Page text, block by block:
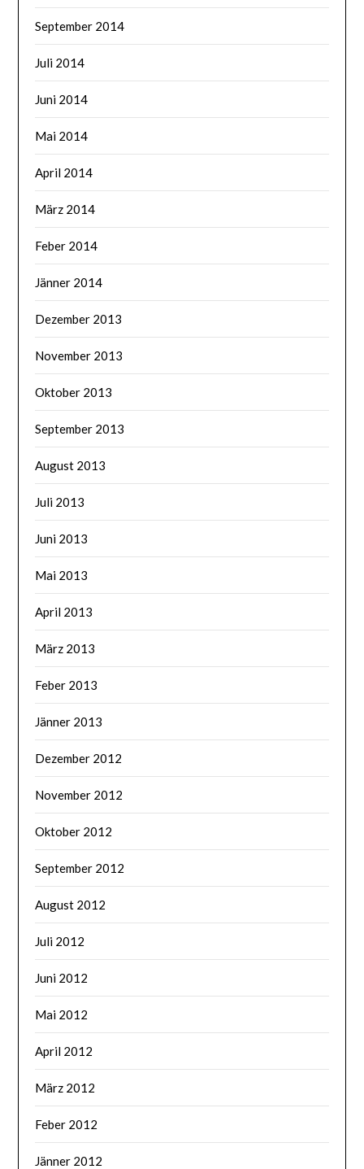
September 2014
Juli 2014
Juni 2014
Mai 2014
April 2014
März 2014
Feber 2014
Jänner 2014
Dezember 2013
November 2013
Oktober 2013
September 2013
August 2013
Juli 2013
Juni 2013
Mai 2013
April 2013
März 2013
Feber 2013
Jänner 2013
Dezember 2012
November 2012
Oktober 2012
September 2012
August 2012
Juli 2012
Juni 2012
Mai 2012
April 2012
März 2012
Feber 2012
Jänner 2012